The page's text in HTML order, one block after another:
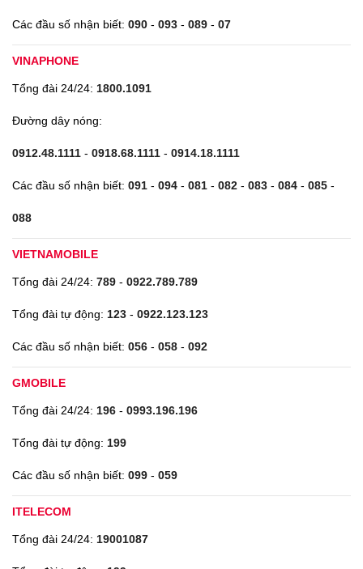
Các đầu số nhận biết: 090 - 093 - 089 - 07
VINAPHONE
Tổng đài 24/24: 1800.1091
Đường dây nóng:
0912.48.1111 - 0918.68.1111 - 0914.18.1111
Các đầu số nhận biết: 091 - 094 - 081 - 082 - 083 - 084 - 085 -
088
VIETNAMOBILE
Tổng đài 24/24: 789 - 0922.789.789
Tổng đài tự động: 123 - 0922.123.123
Các đầu số nhận biết: 056 - 058 - 092
GMOBILE
Tổng đài 24/24: 196 - 0993.196.196
Tổng đài tự động: 199
Các đầu số nhận biết: 099 - 059
ITELECOM
Tổng đài 24/24: 19001087